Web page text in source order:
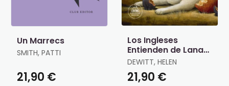
Un Marrecs
SMITH, PATTI
21,90 €
Los Ingleses
Entienden de Lana
(Y Otros Trucos)
DEWITT, HELEN
21,90 €